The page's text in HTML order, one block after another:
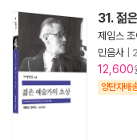
31. 젊
제임스
민음사
12,600
양탄자배